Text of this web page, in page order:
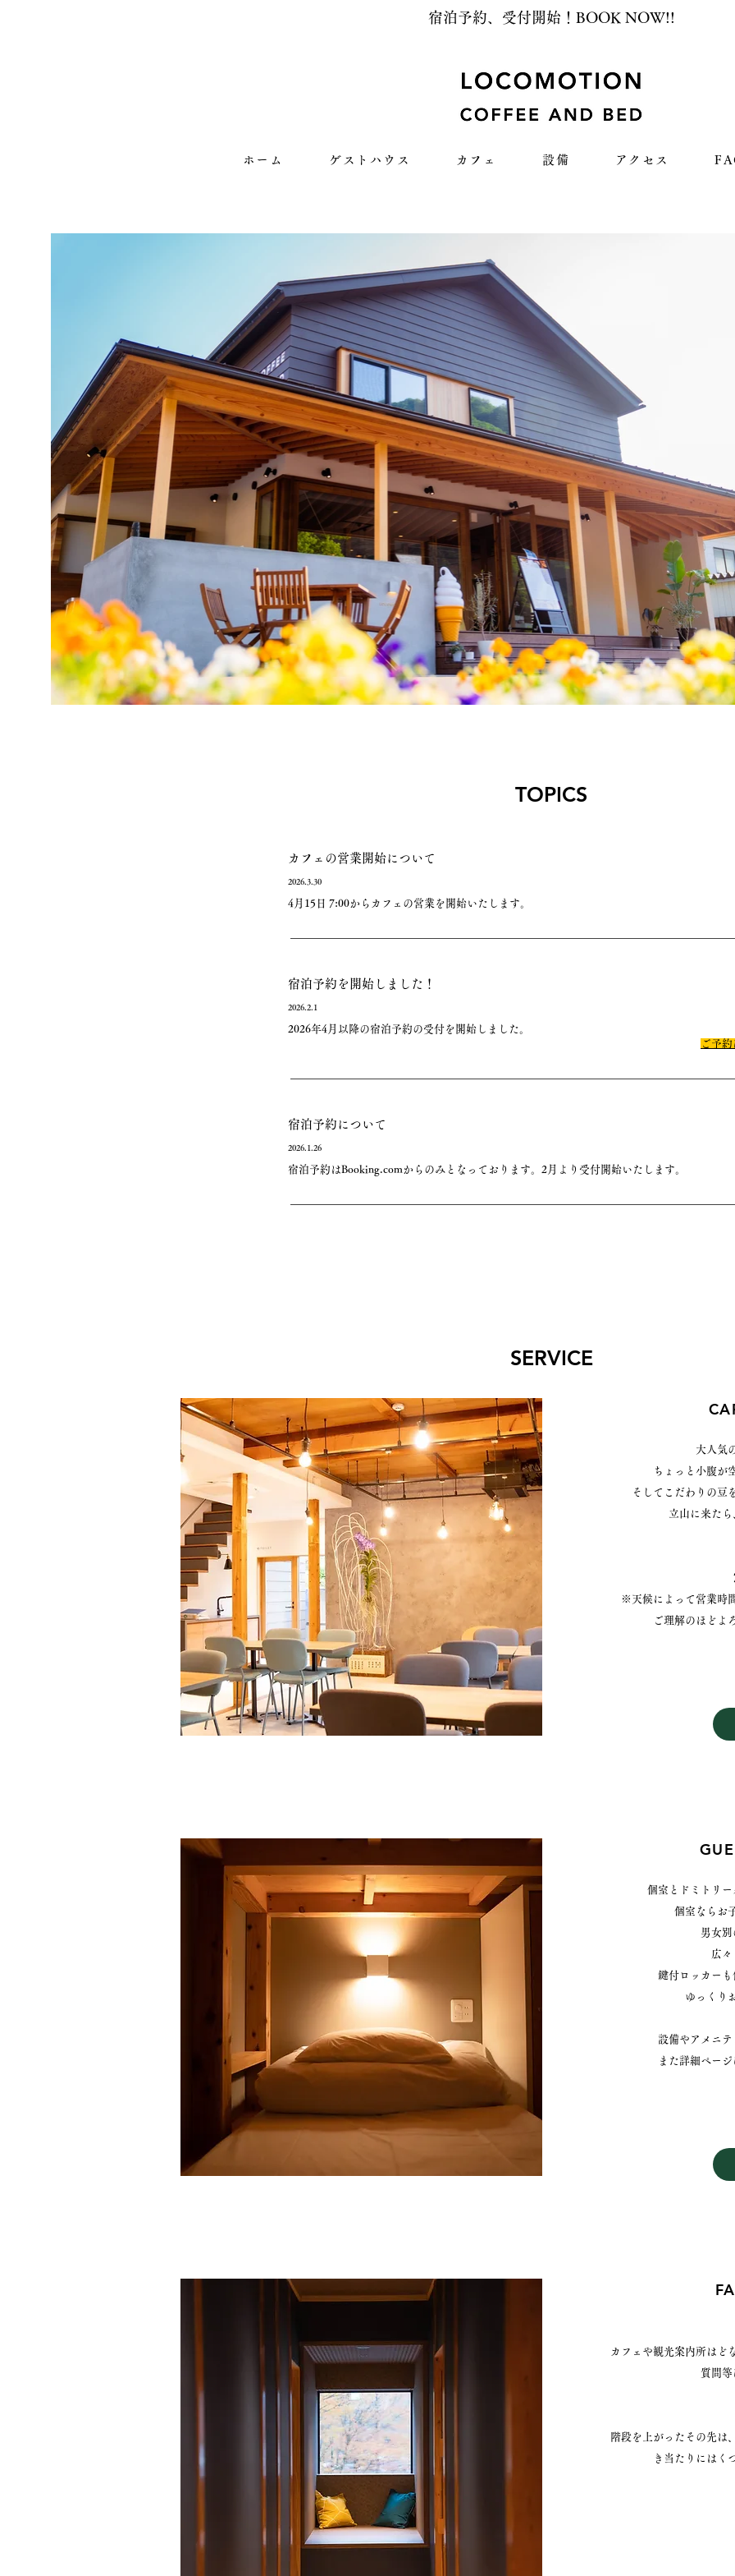
宿泊予約、受付開始！BOOK NOW!!
ホーム ゲストハウス カフェ 設備 アクセス
TOPICS
​カフェの営業開始について
2026.3.30
4月15日 7:00からカフェの営業を開始いたします。
宿泊予約を開始しました！
2026.2.1
2026年4月以降の宿泊予約の受付を開始しました。
ご予
宿泊予約について
2026.1.26
宿泊予約はBooking.comからのみとなっております。2月より受付開始いたします。
SERVICE
大人気
ちょっと小腹が
そしてこだわりの豆
立山に来たら
※天候によって営業時
ご理解のほどよ
個室とドミトリー
個室ならお
男女別
広々
鍵付ロッカーも
ゆっくり
設備やアメニテ
また詳細ペー
カフェや観光案内所はど
質問等
階段を上がったその先は
き当たりにはく